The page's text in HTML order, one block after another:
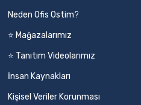
Neden Ofis Ostim?
⭐ Mağazalarımız
⭐ Tanıtım Videolarımız
İnsan Kaynakları
Kişisel Veriler Korunması